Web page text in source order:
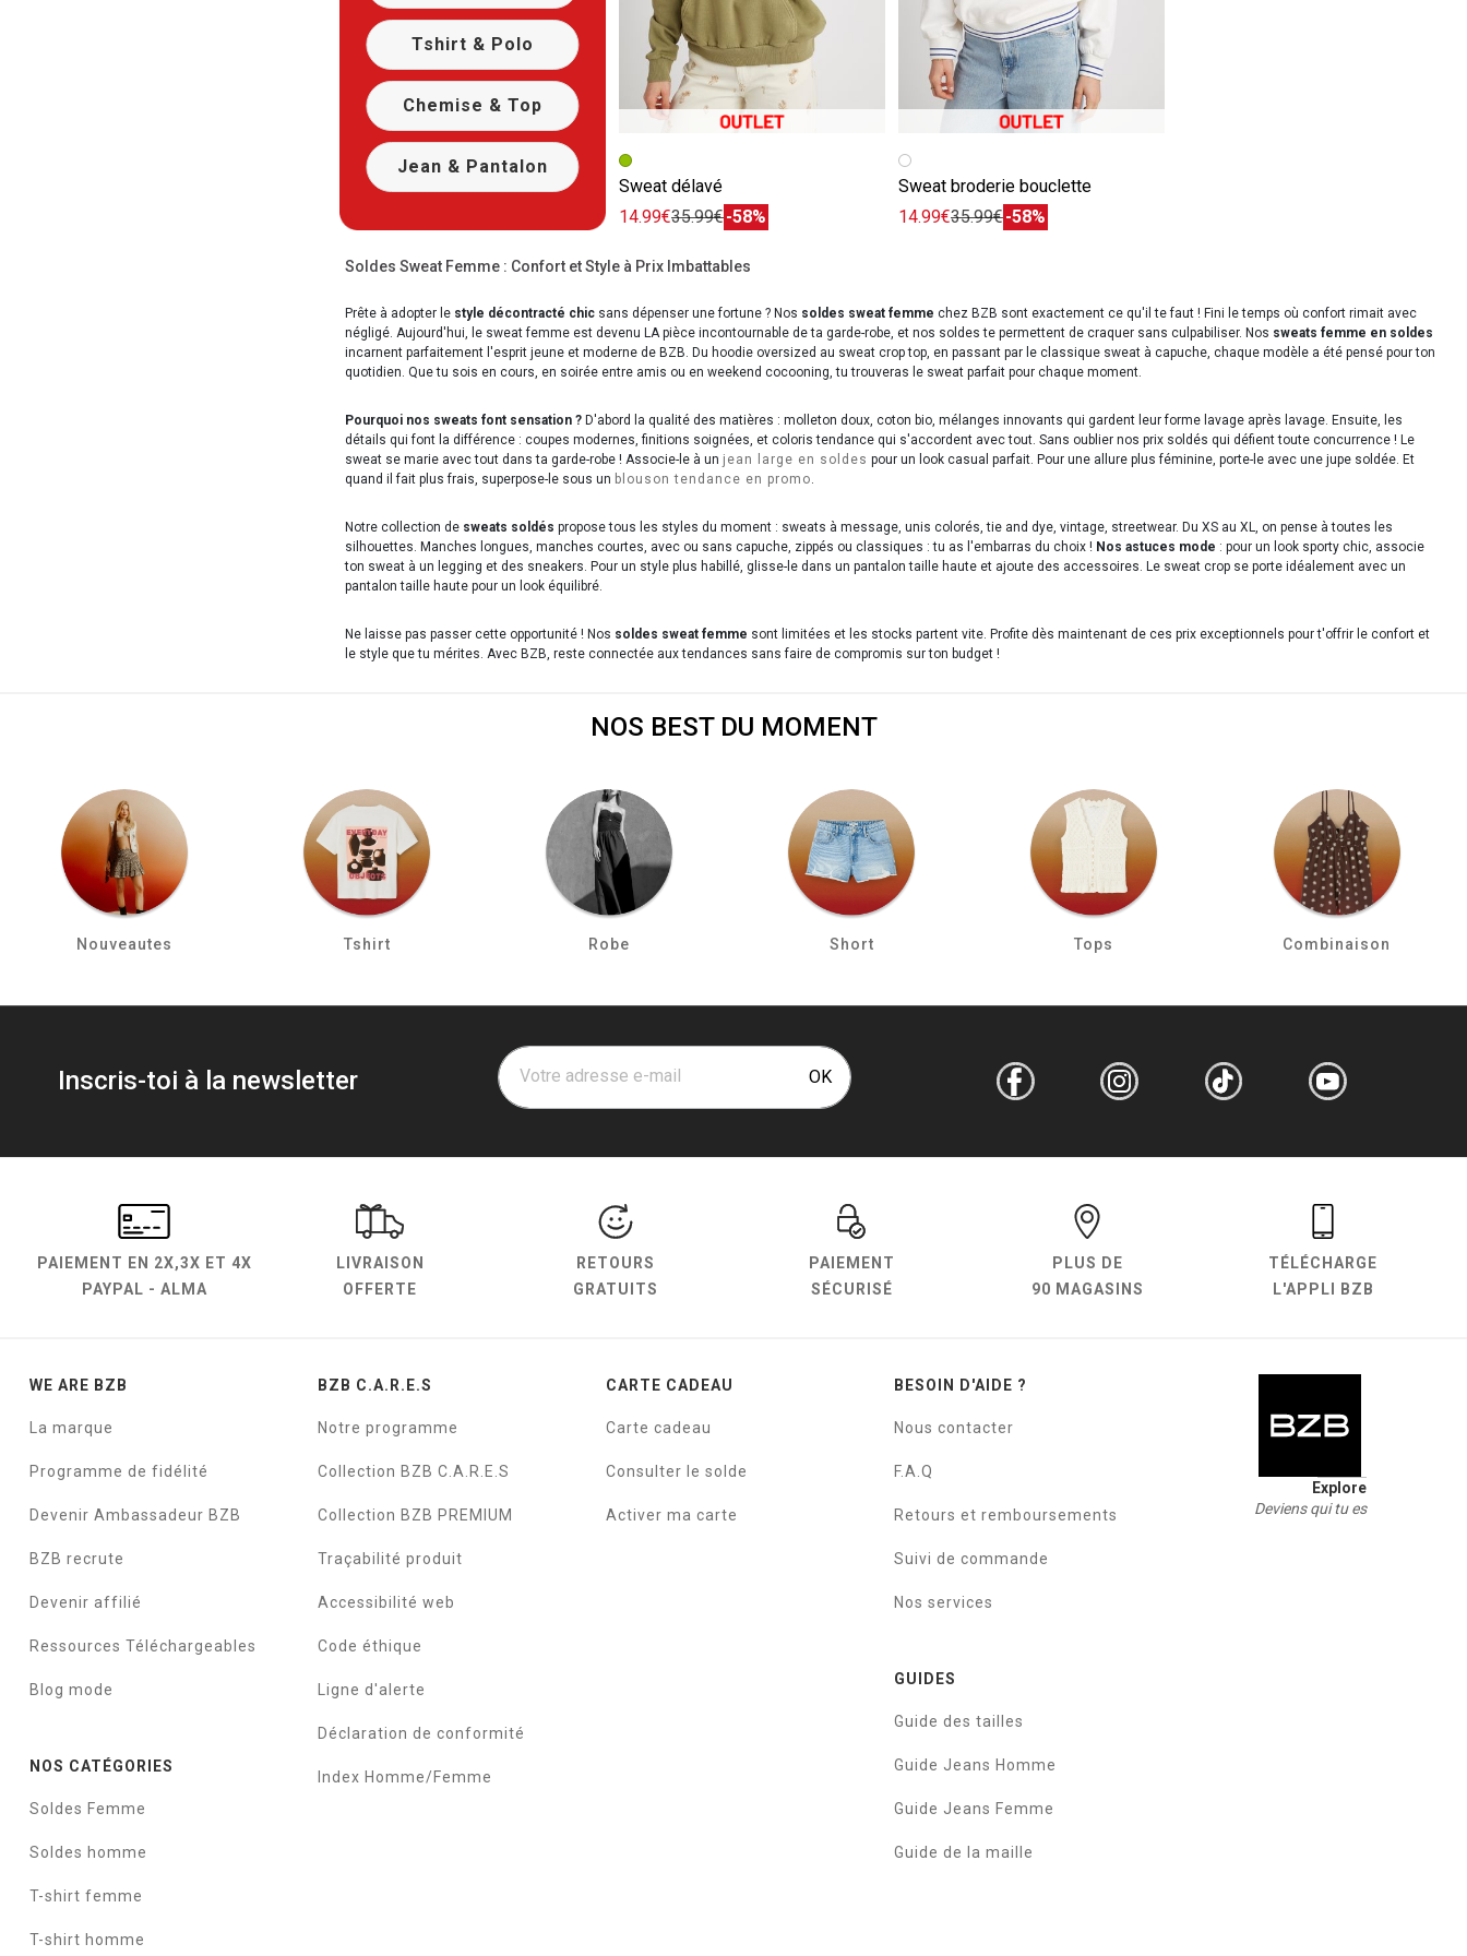
Tshirt & Polo
Chemise & Top
Jean & Pantalon
Sweat délavé
14.99€35.99€-58%
Sweat broderie bouclette
14.99€35.99€-58%
Soldes Sweat Femme : Confort et Style à Prix Imbattables
Prête à adopter le style décontracté chic sans dépenser une fortune ? Nos soldes sweat femme chez BZB sont exactement ce qu'il te faut ! Fini le temps où confort rimait avec
négligé. Aujourd'hui, le sweat femme est devenu LA pièce incontournable de ta garde-robe, et nos soldes te permettent de craquer sans culpabiliser. Nos sweats femme en soldes
incarnent parfaitement l'esprit jeune et moderne de BZB. Du hoodie oversized au sweat crop top, en passant par le classique sweat à capuche, chaque modèle a été pensé pour ton
quotidien. Que tu sois en cours, en soirée entre amis ou en weekend cocooning, tu trouveras le sweat parfait pour chaque moment.
Pourquoi nos sweats font sensation ? D'abord la qualité des matières : molleton doux, coton bio, mélanges innovants qui gardent leur forme lavage après lavage. Ensuite, les
détails qui font la différence : coupes modernes, finitions soignées, et coloris tendance qui s'accordent avec tout. Sans oublier nos prix soldés qui défient toute concurrence ! Le
sweat se marie avec tout dans ta garde-robe ! Associe-le à un jean large en soldes pour un look casual parfait. Pour une allure plus féminine, porte-le avec une jupe soldée. Et
quand il fait plus frais, superpose-le sous un blouson tendance en promo.
Notre collection de sweats soldés propose tous les styles du moment : sweats à message, unis colorés, tie and dye, vintage, streetwear. Du XS au XL, on pense à toutes les
silhouettes. Manches longues, manches courtes, avec ou sans capuche, zippés ou classiques : tu as l'embarras du choix ! Nos astuces mode : pour un look sporty chic, associe
ton sweat à un legging et des sneakers. Pour un style plus habillé, glisse-le dans un pantalon taille haute et ajoute des accessoires. Le sweat crop se porte idéalement avec un
pantalon taille haute pour un look équilibré.
Ne laisse pas passer cette opportunité ! Nos soldes sweat femme sont limitées et les stocks partent vite. Profite dès maintenant de ces prix exceptionnels pour t'offrir le confort et
le style que tu mérites. Avec BZB, reste connectée aux tendances sans faire de compromis sur ton budget !
NOS BEST DU MOMENT
Nouveautes Tshirt Robe Short Tops Combinaison
Inscris-toi à la newsletter Votre adresse e-mail OK
PAIEMENT EN 2X,3X ET 4X
PAYPAL - ALMA
LIVRAISON
OFFERTE
RETOURS
GRATUITS
PAIEMENT
SÉCURISÉ
PLUS DE
90 MAGASINS
TÉLÉCHARGE
L'APPLI BZB
WE ARE BZB
La marque
Programme de fidélité
Devenir Ambassadeur BZB
BZB recrute
Devenir affilié
Ressources Téléchargeables
Blog mode
NOS CATÉGORIES
Soldes Femme
Soldes homme
T-shirt femme
T-shirt homme
BZB C.A.R.E.S
Notre programme
Collection BZB C.A.R.E.S
Collection BZB PREMIUM
Traçabilité produit
Accessibilité web
Code éthique
Ligne d'alerte
Déclaration de conformité
Index Homme/Femme
CARTE CADEAU
Carte cadeau
Consulter le solde
Activer ma carte
BESOIN D'AIDE ?
Nous contacter
F.A.Q
Retours et remboursements
Suivi de commande
Nos services
GUIDES
Guide des tailles
Guide Jeans Homme
Guide Jeans Femme
Guide de la maille
Explore
Deviens qui tu es